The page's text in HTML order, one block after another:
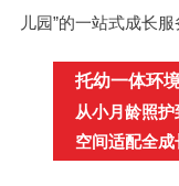
儿园”的一站式成长
托幼一体环
从小月龄照
空间适配全成